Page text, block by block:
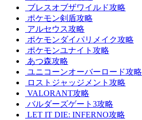
ブレスオブザワイルド攻略
ポケモン剣盾攻略
アルセウス攻略
ポケモンダイパリメイク攻略
ポケモンユナイト攻略
あつ森攻略
ユニコーンオーバーロード攻略
ロストジャッジメント攻略
VALORANT攻略
バルダーズゲート3攻略
LET IT DIE: INFERNO攻略